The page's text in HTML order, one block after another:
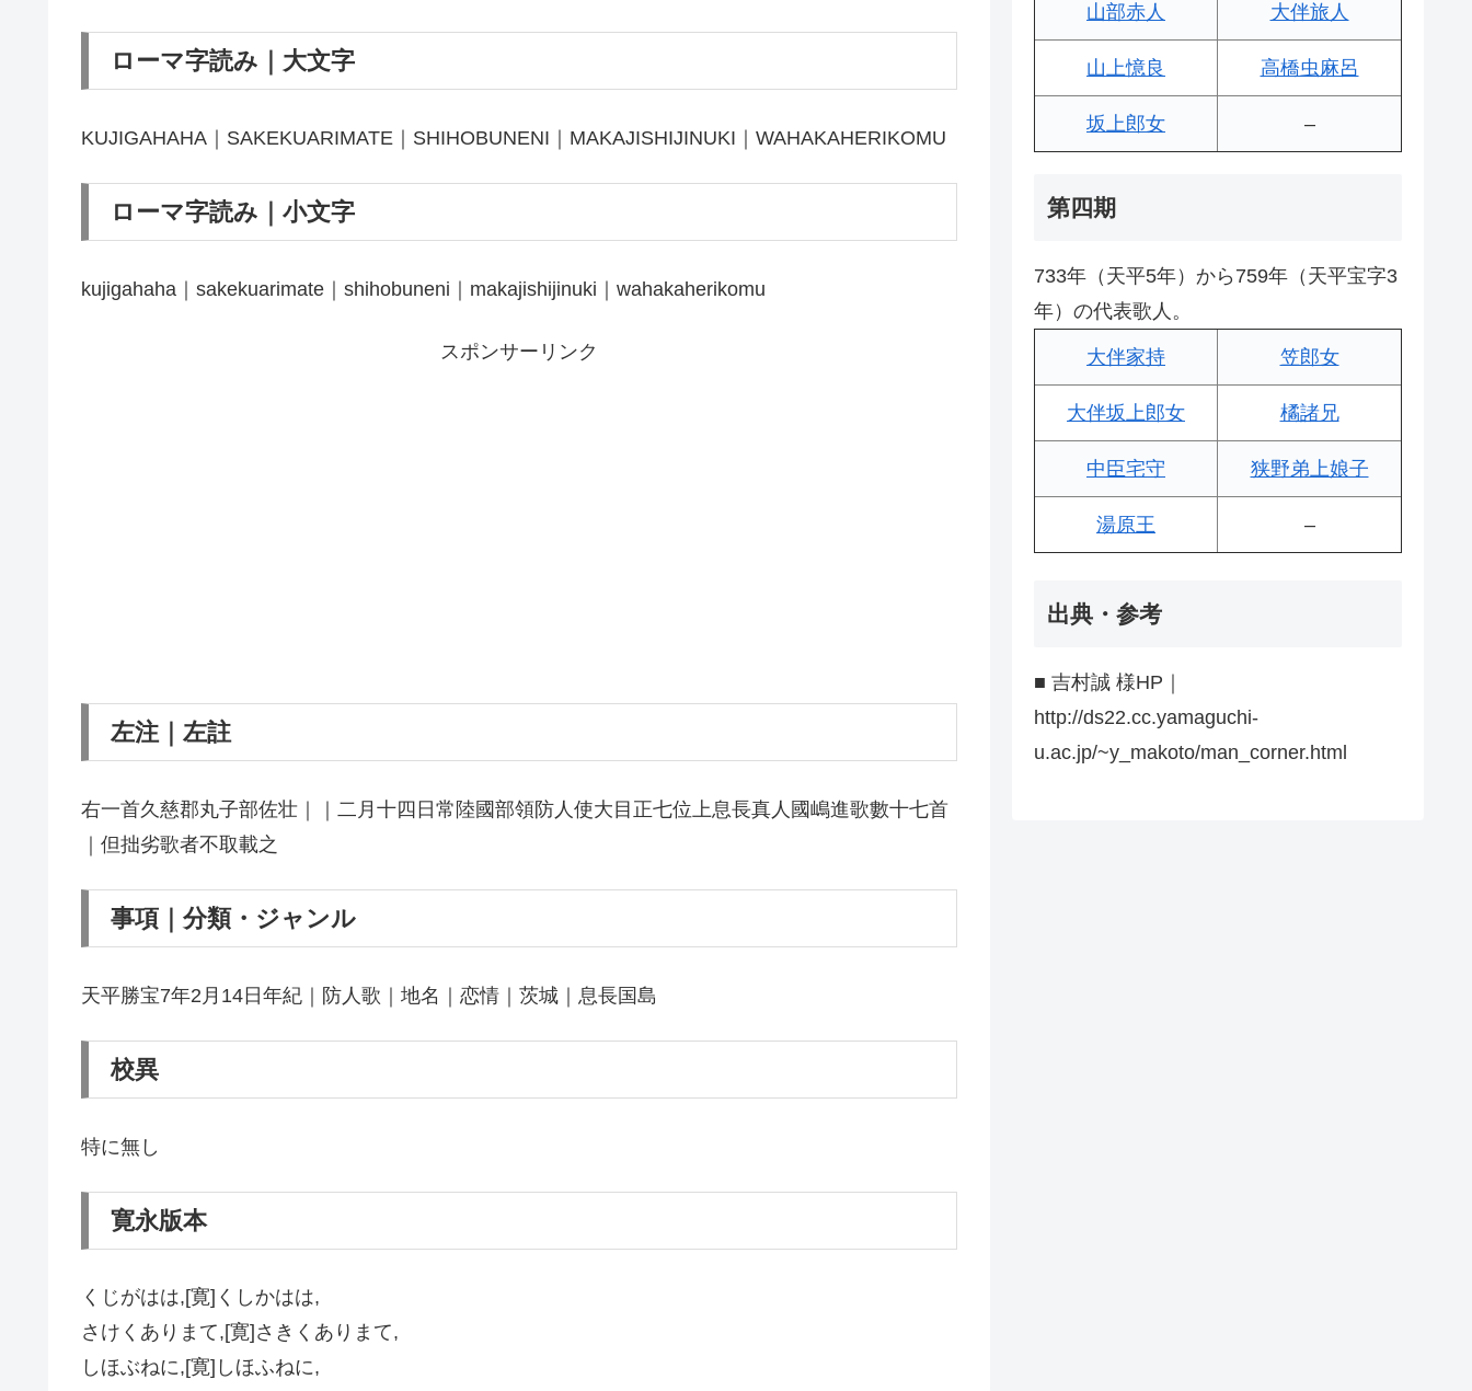
ローマ字読み｜大文字
KUJIGAHAHA｜SAKEKUARIMATE｜SHIHOBUNENI｜MAKAJISHIJINUKI｜WAHAKAHERIKOMU
ローマ字読み｜小文字
kujigahaha｜sakekuarimate｜shihobuneni｜makajishijinuki｜wahakaherikomu
スポンサーリンク
左注｜左註
右一首久慈郡丸子部佐壮｜｜二月十四日常陸國部領防人使大目正七位上息長真人國嶋進歌數十七首
｜但拙劣歌者不取載之
事項｜分類・ジャンル
天平勝宝7年2月14日年紀｜防人歌｜地名｜恋情｜茨城｜息長国島
校異
特に無し
寛永版本
くじがはは,[寛]くしかはは,
さけくありまて,[寛]さきくありまて,
しほぶねに,[寛]しほふねに,
山部赤人 大伴旅人
山上憶良 高橋虫麻呂
坂上郎女 –
第四期
733年（天平5年）から759年（天平宝字3
年）の代表歌人。
大伴家持 笠郎女
大伴坂上郎女 橘諸兄
中臣宅守 狭野弟上娘子
湯原王 –
出典・参考
■ 吉村誠 様HP｜
http://ds22.cc.yamaguchi-
u.ac.jp/~y_makoto/man_corner.html